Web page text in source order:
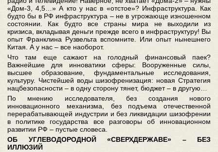
«Дом-3, 4,5…» А кто у нас в «отстое»? Инфраструктура. Как
будто бы в РФ инфраструктура – не в угрожающе изношенном
состоянии. Как будто все страны мира не выходили из
кризиса, вкладывая деньги прежде всего в инфраструктуру! Вы
опыт Франклина Рузвельта вспомните. Или опыт нынешнего
Китая. А у нас – все наоборот.
Что там еще сажают на голодный финансовый паек?
Важнейшие для инноватики сферы: Вооруженные силы,
высшее образование, фундаментальные исследования,
культуру. Чистейшей воды шизофренизация: новая Стратегия
нацбезопасности – в одну сторону тянет, бюджет – в другую…
По мнению исследователя, без создания нового
инновационного механизма, без подъема отечественной
перерабатывающей индустрии и без ликвидации шизофрении
в политике государства все разговоры об инновационном
развитии РФ – пустые словеса.
ОБ УГЛЕВОДОРОДНОЙ «СВЕРХДЕРЖАВЕ» – БЕЗ
ИЛЛЮЗИЙ